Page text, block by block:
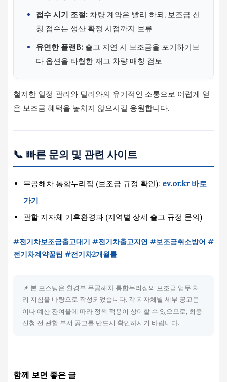
접수 시기 조절: 차량 계약은 빨리 하되, 보조금 신
청 접수는 생산 확정 시점까지 보류
유연한 플랜B: 출고 지연 시 보조금을 포기하기보
다 옵션을 타협한 재고 차량 매칭 검토
철저한 일정 관리와 딜러와의 유기적인 소통으로 어렵게 얻
은 보조금 혜택을 놓치지 않으시길 응원합니다.
📞 빠른 문의 및 관련 사이트
무공해차 통합누리집 (보조금 규정 확인): ev.or.kr 바로
가기
관할 지자체 기후환경과 (지역별 상세 출고 규정 문의)
#전기차보조금출고대기 #전기차출고지연 #보조금취소방어 #
전기차계약꿀팁 #전기차2개월룰
📌 본 포스팅은 환경부 무공해차 통합누리집의 보조금 업무 처
리 지침을 바탕으로 작성되었습니다. 각 지자체별 세부 공고문
이나 예산 잔여율에 따라 정책 적용이 상이할 수 있으므로, 최종
신청 전 관할 부서 공고를 반드시 확인하시기 바랍니다.
함께 보면 좋은 글